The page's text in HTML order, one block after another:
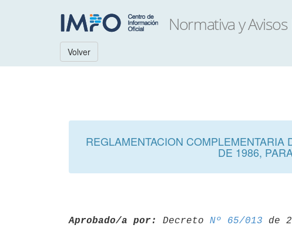
Volver
REGLAMENTACION
DE 1986,
Aprobado/a por: Decreto Nº 65/013